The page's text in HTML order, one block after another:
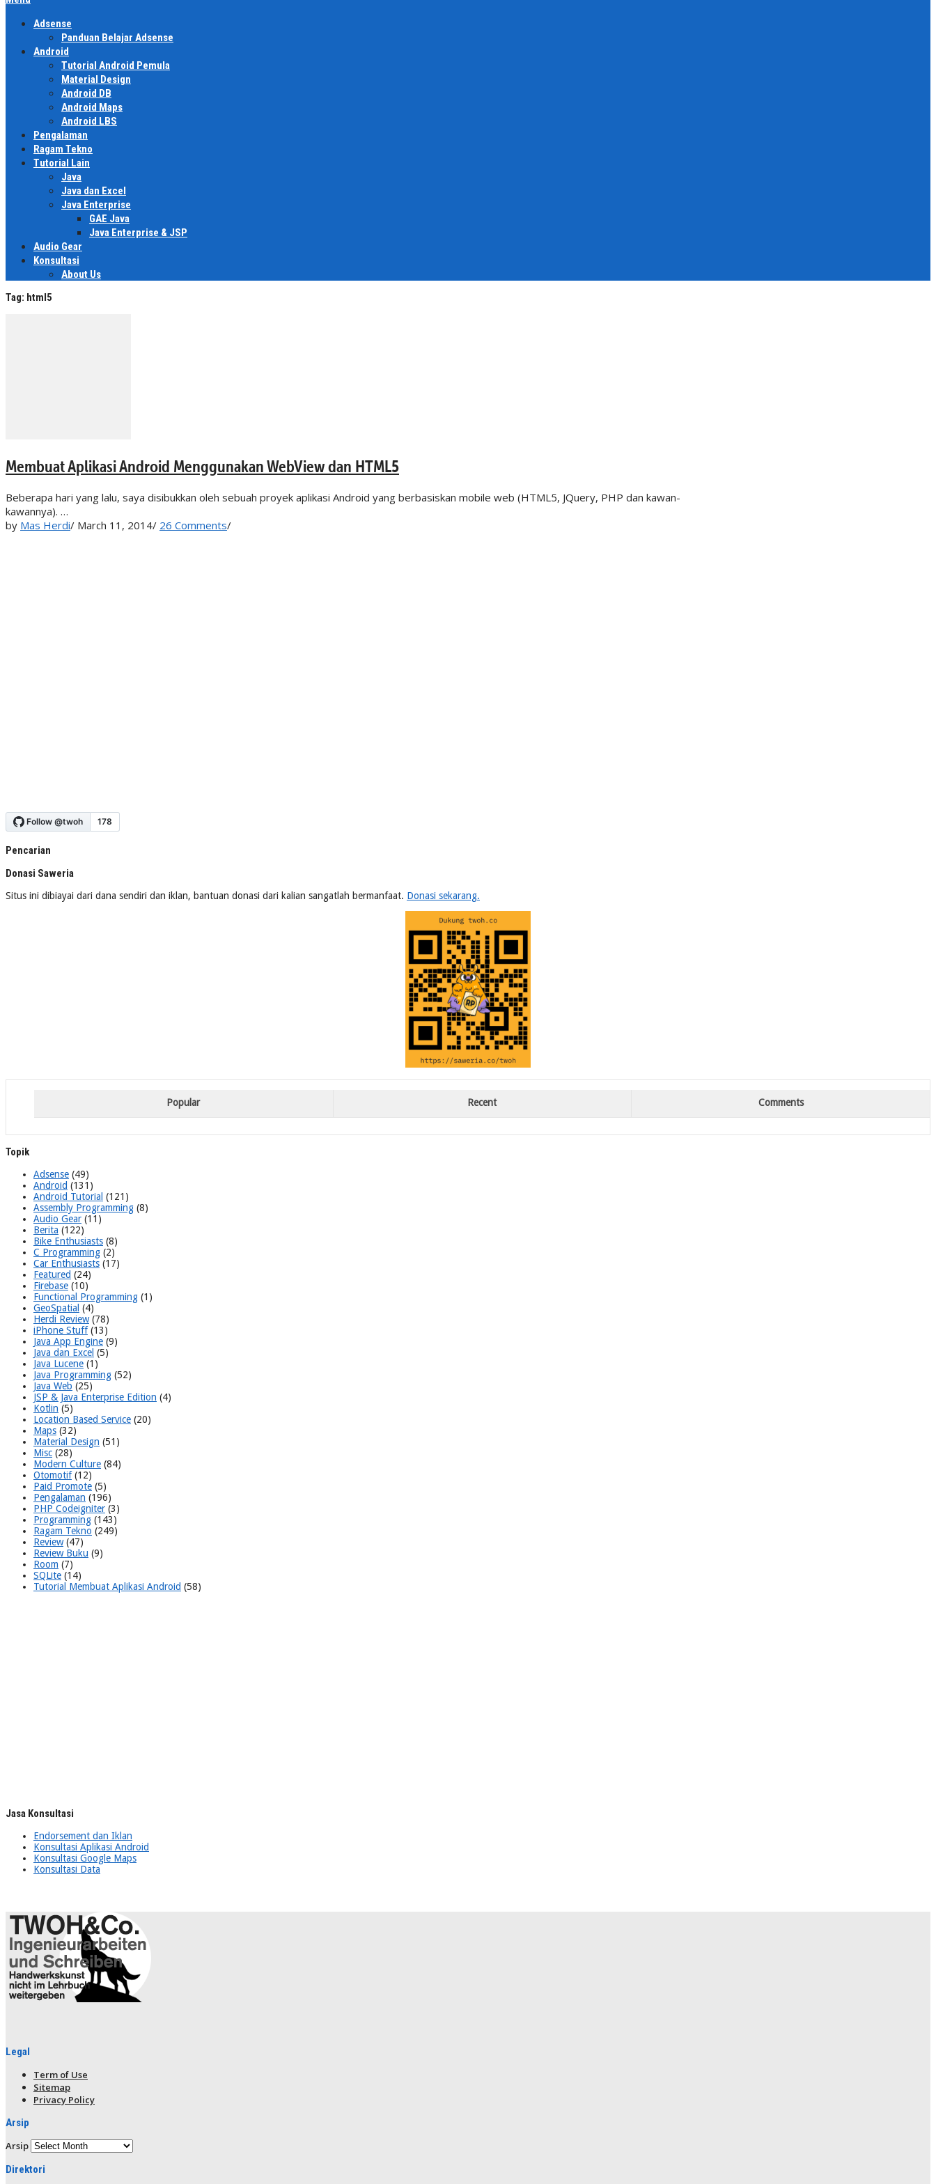
Adsense
Panduan Belajar Adsense
Android
Tutorial Android Pemula
Material Design
Android DB
Android Maps
Android LBS
Pengalaman
Ragam Tekno
Tutorial Lain
Java
Java dan Excel
Java Enterprise
GAE Java
Java Enterprise & JSP
Audio Gear
Konsultasi
About Us
Tag: html5
Membuat Aplikasi Android Menggunakan WebView dan HTML5
Beberapa hari yang lalu, saya disibukkan oleh sebuah proyek aplikasi Android yang berbasiskan mobile web (HTML5, JQuery, PHP dan kawan-
kawannya). …
by Mas Herdi/ March 11, 2014/ 26 Comments/
Pencarian
Donasi Saweria
Situs ini dibiayai dari dana sendiri dan iklan, bantuan donasi dari kalian sangatlah bermanfaat. Donasi sekarang.
Popular Recent Comments
Topik
Adsense (49)
Android (131)
Android Tutorial (121)
Assembly Programming (8)
Audio Gear (11)
Berita (122)
Bike Enthusiasts (8)
C Programming (2)
Car Enthusiasts (17)
Featured (24)
Firebase (10)
Functional Programming (1)
GeoSpatial (4)
Herdi Review(78)
iPhone Stuff(13)
Java App Engine (9)
Java dan Excel (5)
Java Lucene (1)
Java Programming (52)
Java Web (25)
JSP & Java Enterprise Edition (4)
Kotlin (5)
Location Based Service (20)
Maps (32)
Material Design (51)
Misc (28)
Modern Culture (84)
Otomotif(12)
Paid Promote (5)
Pengalaman (196)
PHP Codeigniter (3)
Programming (143)
Ragam Tekno (249)
Review(47)
Review Buku (9)
Room (7)
SQLite (14)
Tutorial Membuat Aplikasi Android (58)
Jasa Konsultasi
Endorsement dan Iklan
Konsultasi Aplikasi Android
Konsultasi Google Maps
Konsultasi Data
Legal
Term of Use
Sitemap
Privacy Policy
Arsip
Arsip
Direktori